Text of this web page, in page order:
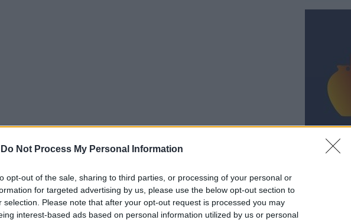
Do Not Process My Personal Information
opt-out of the sale, sharing to third parties, or processing of your personal or
for targeted advertising by us, please use the below opt-out section to
selection. Please note that after your opt-out request is processed you may
interest-based ads based on personal information utilized by us or personal
da noite. O artista protagonizou um
acompanhou vários temas em coro.